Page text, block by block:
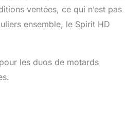
ventées, ce qui n’est pas
ensemble, le Spirit HD
les duos de motards